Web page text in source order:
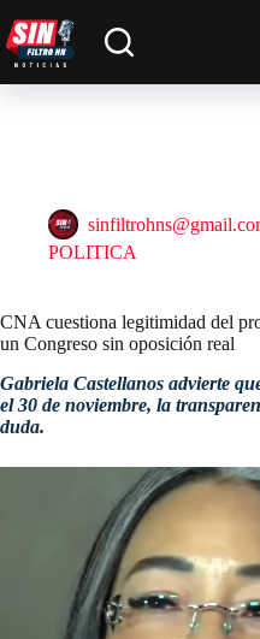
al
contenido
POLITICA
CNA cuestiona legitimidad del
un Congreso sin oposición real
Gabriela Castellanos advierte
el 30 de noviembre, la
duda.